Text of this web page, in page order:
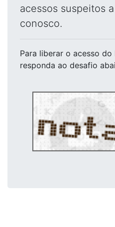
acessos suspeitos
conosco.
Para liberar o acesso do
responda ao desafio